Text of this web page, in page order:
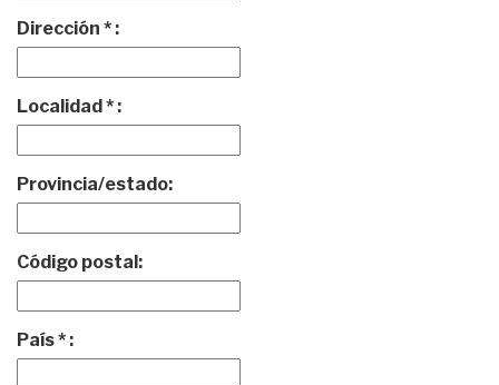
Dirección * :
Localidad * :
Provincia/estado:
Código postal:
País * :